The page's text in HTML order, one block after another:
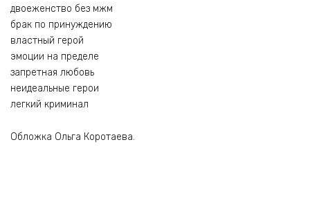
двоеженство без мжм
брак по принуждению
властный герой
эмоции на пределе
запретная любовь
неидеальные герои
легкий криминал
Обложка Ольга Коротаева.